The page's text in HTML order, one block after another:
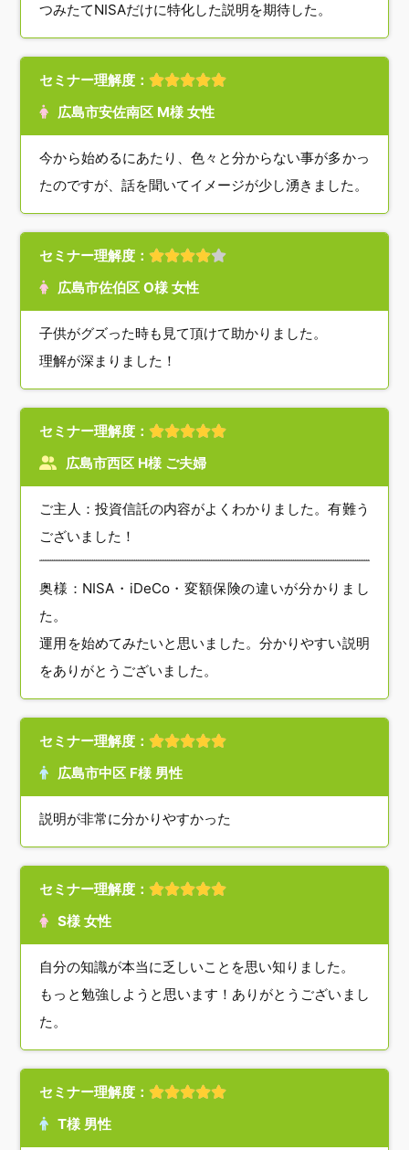
つみたてNISAだけに特化した説明を期待した。
セミナー理解度：
広島市安佐南区 M様 女性
今から始めるにあたり、色々と分からない事が多かっ
たのですが、話を聞いてイメージが少し湧きました。
セミナー理解度：
広島市佐伯区 O様 女性
子供がグズった時も見て頂けて助かりました。
理解が深まりました！
セミナー理解度：
広島市西区 H様 ご夫婦
ご主人：投資信託の内容がよくわかりました。有難う
ございました！
奥様：NISA・iDeCo・変額保険の違いが分かりまし
た。
運用を始めてみたいと思いました。分かりやすい説明
をありがとうございました。
セミナー理解度：
広島市中区 F様 男性
説明が非常に分かりやすかった
セミナー理解度：
S様 女性
自分の知識が本当に乏しいことを思い知りました。
もっと勉強しようと思います！ありがとうございまし
た。
セミナー理解度：
T様 男性